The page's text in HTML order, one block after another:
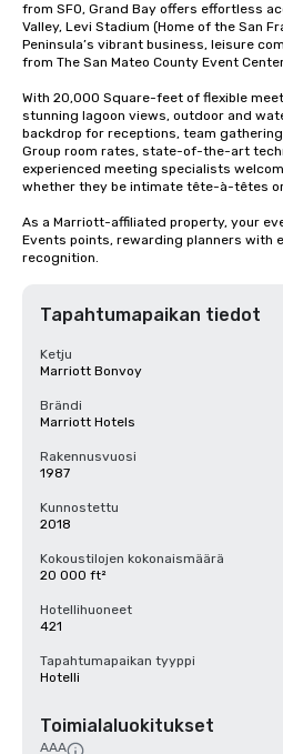
from SFO, Grand Bay offers effortless
Valley, Levi Stadium (Home of the San
Peninsula’s vibrant business, leisure
from The San Mateo County Event
With 20,000 Square-feet of flexible
stunning lagoon views, outdoor and
backdrop for receptions, team
Group room rates, state-of-the-art
experienced meeting specialists
whether they be intimate tête-à-têtes
As a Marriott-affiliated property, your
Events points, rewarding planners with
recognition.
Tapahtumapaikan tiedot
Ketju
Marriott Bonvoy
Brändi
Marriott Hotels
Rakennusvuosi
1987
Kunnostettu
2018
Kokoustilojen kokonaismäärä
20 000 ft²
Hotellihuoneet
421
Tapahtumapaikan tyyppi
Hotelli
Toimialaluokitukset
AAA